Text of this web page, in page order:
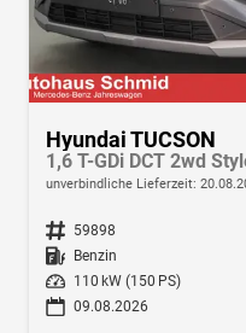
Hyundai TUCSON
1,6 T-GDi DCT 2wd
unverbindliche Lieferzeit:
Fahrzeugnr. 59898
Kraftstoff Benzin
Leistung
110 kW (150 PS)
09.08.2026